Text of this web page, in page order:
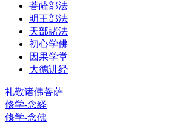
菩薩部法
明王部法
天部諸法
初心学佛
因果学堂
大德讲经
礼敬诸佛菩萨
修学-念経
修学-念佛